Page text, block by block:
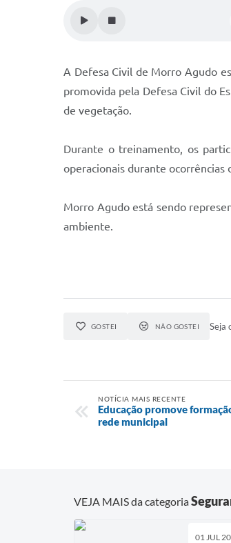
A Defesa Civil de Morro Agudo
promovida pela Defesa Civil do
de vegetação.
Durante o treinamento, os
operacionais durante
Morro Agudo está sendo
ambiente.
GOSTEI NÃO GOSTEI Seja
NOTÍCIA MAIS RECENTE
Educação promove
rede municipal
VEJA MAIS da categoria
01 JUL